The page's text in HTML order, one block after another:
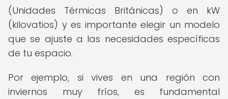
(Unidades Térmicas Británicas) o en kW
(kilovatios) y es importante elegir un modelo
que se ajuste a las necesidades específicas
de tu espacio.
Por ejemplo, si vives en una región con
inviernos muy fríos, es fundamental